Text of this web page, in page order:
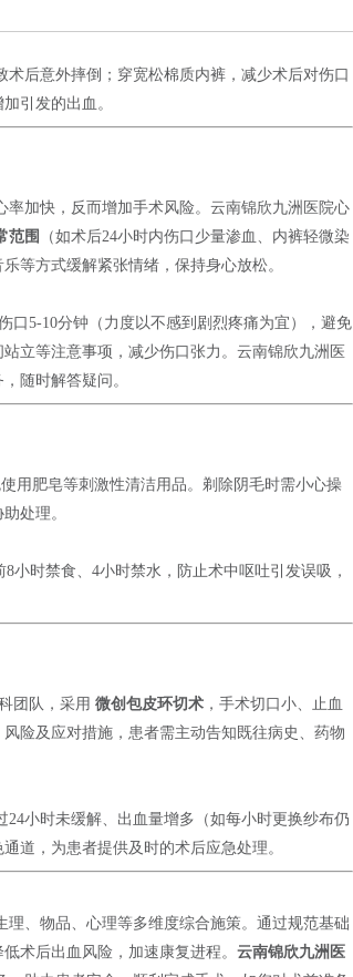
后意外摔倒；穿宽松棉质内裤，减少术后对伤口
引发的出血。
加快，反而增加手术风险。云南锦欣九洲医院心
范围
（如术后24小时内伤口少量渗血、内裤轻微染
等方式缓解紧张情绪，保持身心放松。
口5-10分钟（力度以不感到剧烈疼痛为宜），避免
立等注意事项，减少伤口张力。云南锦欣九洲医
随时解答疑问。
用肥皂等刺激性清洁用品。剃除阴毛时需小心操
处理。
小时禁食、4小时禁水，防止术中呕吐引发误吸，
团队，采用 微创包皮环切术 ，手术切口小、止血
险及应对措施，患者需主动告知既往病史、药物
小时未缓解、出血量增多（如每小时更换纱布仍
道，为患者提供及时的术后应急处理。
、物品、心理等多维度综合施策。通过规范基础
术后出血风险，加速康复进程。 云南锦欣九洲医